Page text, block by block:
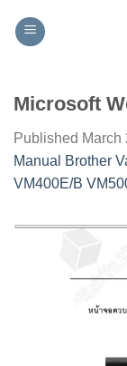
Microsoft
Published March
Manual Brother
VM400E/B